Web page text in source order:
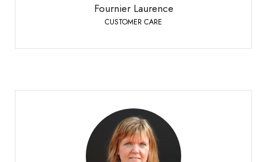
Fournier Laurence
CUSTOMER CARE
Hercent Corinne
CUSTOMER CARE
Bioley-Orjulaz